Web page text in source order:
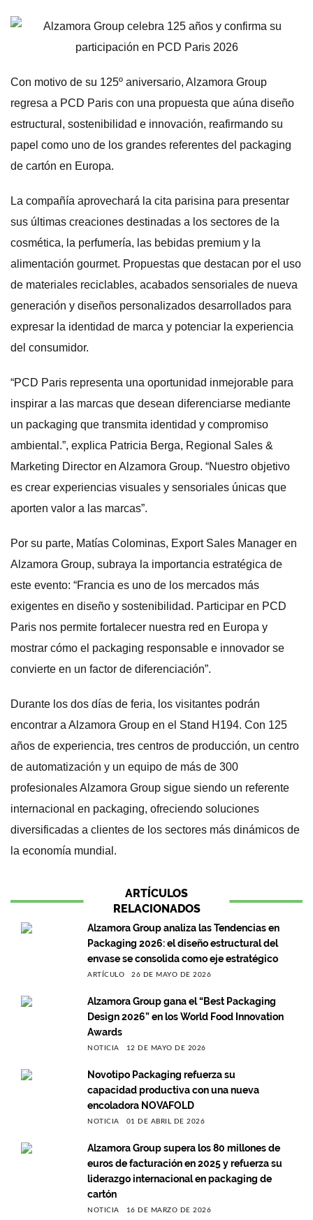
Con motivo de su 125º aniversario, Alzamora Group
regresa a PCD Paris con una propuesta que aúna diseño
estructural, sostenibilidad e innovación, reafirmando su
papel como uno de los grandes referentes del packaging
de cartón en Europa.
La compañía aprovechará la cita parisina para presentar
sus últimas creaciones destinadas a los sectores de la
cosmética, la perfumería, las bebidas premium y la
alimentación gourmet. Propuestas que destacan por el uso
de materiales reciclables, acabados sensoriales de nueva
generación y diseños personalizados desarrollados para
expresar la identidad de marca y potenciar la experiencia
del consumidor.
“PCD Paris representa una oportunidad inmejorable para
inspirar a las marcas que desean diferenciarse mediante
un packaging que transmita identidad y compromiso
ambiental.”, explica Patricia Berga, Regional Sales &
Marketing Director en Alzamora Group. “Nuestro objetivo
es crear experiencias visuales y sensoriales únicas que
aporten valor a las marcas”.
Por su parte, Matías Colominas, Export Sales Manager en
Alzamora Group, subraya la importancia estratégica de
este evento: “Francia es uno de los mercados más
exigentes en diseño y sostenibilidad. Participar en PCD
Paris nos permite fortalecer nuestra red en Europa y
mostrar cómo el packaging responsable e innovador se
convierte en un factor de diferenciación”.
Durante los dos días de feria, los visitantes podrán
encontrar a Alzamora Group en el Stand H194. Con 125
años de experiencia, tres centros de producción, un centro
de automatización y un equipo de más de 300
profesionales Alzamora Group sigue siendo un referente
internacional en packaging, ofreciendo soluciones
diversificadas a clientes de los sectores más dinámicos de
la economía mundial.
ARTÍCULOS
RELACIONADOS
Alzamora Group analiza las Tendencias en
Packaging 2026: el diseño estructural del
envase se consolida como eje estratégico
ARTÍCULO 26 DE MAYO DE 2026
Alzamora Group gana el “Best Packaging
Design 2026” en los World Food Innovation
Awards
NOTICIA 12 DE MAYO DE 2026
Novotipo Packaging refuerza su
capacidad productiva con una nueva
encoladora NOVAFOLD
NOTICIA 01 DE ABRIL DE 2026
Alzamora Group supera los 80 millones de
euros de facturación en 2025 y refuerza su
liderazgo internacional en packaging de
cartón
NOTICIA 16 DE MARZO DE 2026